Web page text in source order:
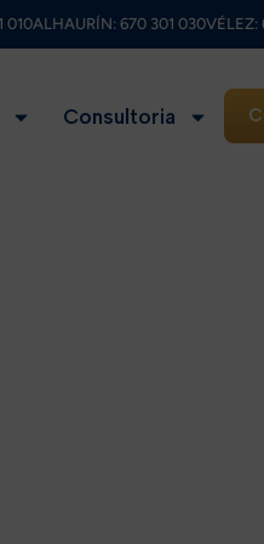
010ALHAURÍN: 670 301 030VÉLEZ:
Consultoria